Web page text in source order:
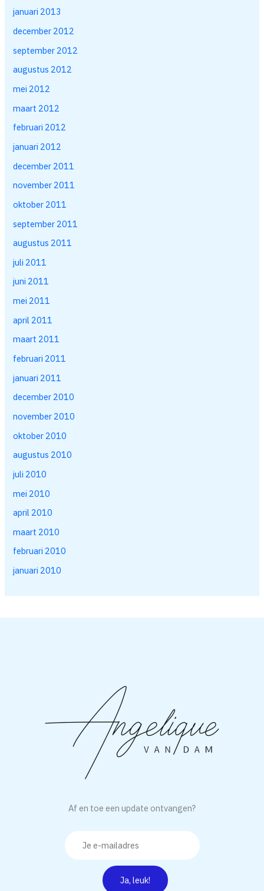
januari 2013
december 2012
september 2012
augustus 2012
mei 2012
maart 2012
februari 2012
januari 2012
december 2011
november 2011
oktober 2011
september 2011
augustus 2011
juli 2011
juni 2011
mei 2011
april 2011
maart 2011
februari 2011
januari 2011
december 2010
november 2010
oktober 2010
augustus 2010
juli 2010
mei 2010
april 2010
maart 2010
februari 2010
januari 2010
Af en toe een update ontvangen?